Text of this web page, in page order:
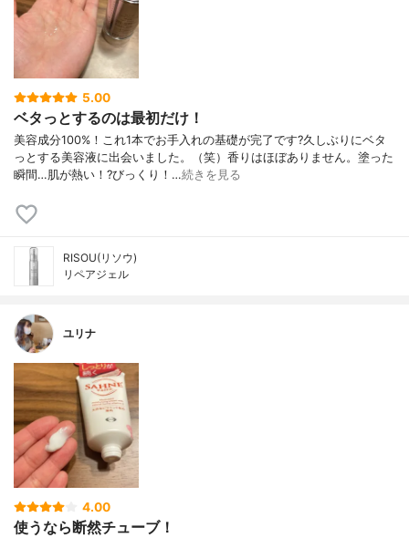
5.00
ベタっとするのは最初だけ！
美容成分100%！これ1本でお手入れの基礎が完了です?久しぶりにベタ
っとする美容液に出会いました。（笑）香りはほぼありません。塗った
瞬間…肌が熱い！?びっくり！…続きを見る
RISOU(リソウ)
リペアジェル
ユリナ
4.00
使うなら断然チューブ！